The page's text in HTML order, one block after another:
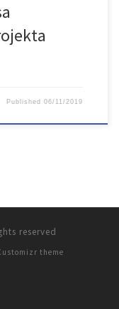
Published06/11/2019
reserved
theme